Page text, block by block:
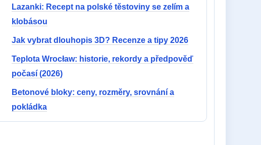
Lazanki: Recept na polské těstoviny se zelím a
klobásou
Jak vybrat dlouhopis 3D? Recenze a tipy 2026
Teplota Wrocław: historie, rekordy a předpověď
počasí (2026)
Betonové bloky: ceny, rozměry, srovnání a
pokládka